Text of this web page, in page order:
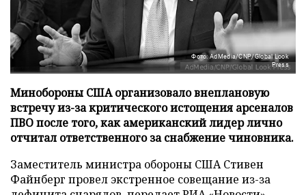
Фото: AdMedia/CNP/Global Look
Press
Минобороны США организовало внеплановую
встречу из-за критического истощения арсеналов
ПВО после того, как американский лидер лично
отчитал ответственного за снабжение чиновника.
Заместитель министра обороны США Стивен
Файнберг провел экстренное совещание из-за